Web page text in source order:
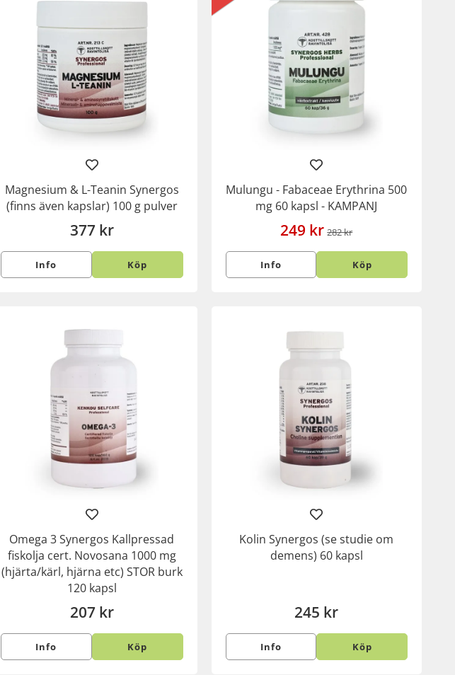
Magnesium & L-Teanin Synergos
(finns även kapslar) 100 g pulver
377 kr
Info Köp
Mulungu - Fabaceae Erythrina 500
mg 60 kapsl - KAMPANJ
249 kr 282 kr
Info Köp
Omega 3 Synergos Kallpressad
fiskolja cert. Novosana 1000 mg
(hjärta/kärl, hjärna etc) STOR burk
120 kapsl
207 kr
Info Köp
Kolin Synergos (se studie om
demens) 60 kapsl
245 kr
Info Köp